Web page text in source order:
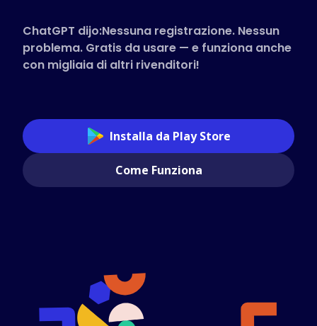
ChatGPT dijo:Nessuna registrazione. Nessun
problema. Gratis da usare — e funziona anche
con migliaia di altri rivenditori!
Installa da Play Store
Come Funziona